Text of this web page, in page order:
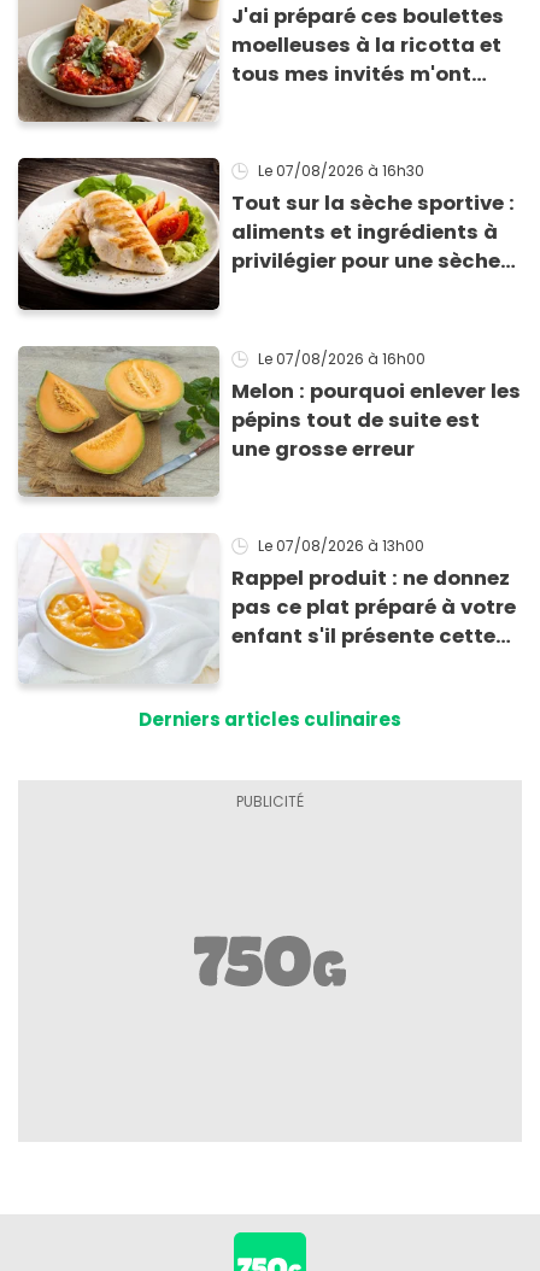
J'ai préparé ces boulettes
moelleuses à la ricotta et
tous mes invités m'ont
Le 07/08/2026 à 16h30
Tout sur la sèche sportive :
aliments et ingrédients à
privilégier pour une sèche
Le 07/08/2026 à 16h00
Melon : pourquoi enlever les
pépins tout de suite est
une grosse erreur
Le 07/08/2026 à 13h00
Rappel produit : ne donnez
pas ce plat préparé à votre
enfant s'il présente cette
Derniers articles culinaires